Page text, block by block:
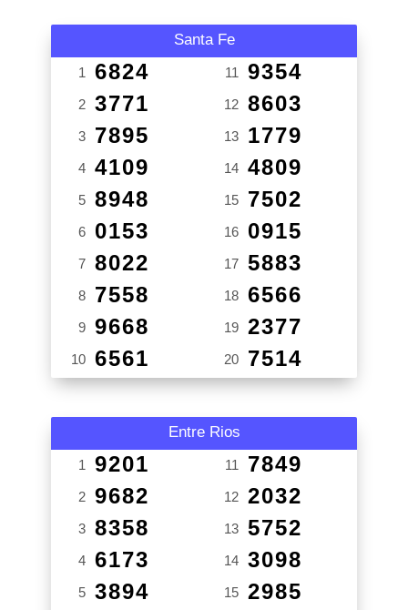
Santa Fe
1 6824
2 3771
3 7895
4 4109
5 8948
6 0153
7 8022
8 7558
9 9668
10 6561
11 9354
12 8603
13 1779
14 4809
15 7502
16 0915
17 5883
18 6566
19 2377
20 7514
Entre Rios
1 9201
2 9682
3 8358
4 6173
5 3894
11 7849
12 2032
13 5752
14 3098
15 2985